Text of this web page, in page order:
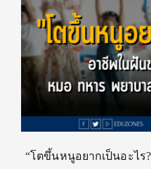
“โตขึ้นหนูอยากเป็นอะไร